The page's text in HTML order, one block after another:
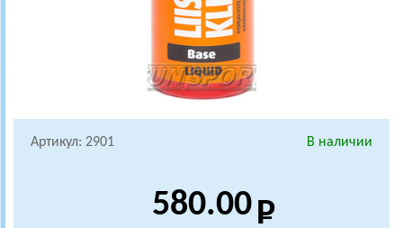
Артикул: 2901 В наличии
580.00